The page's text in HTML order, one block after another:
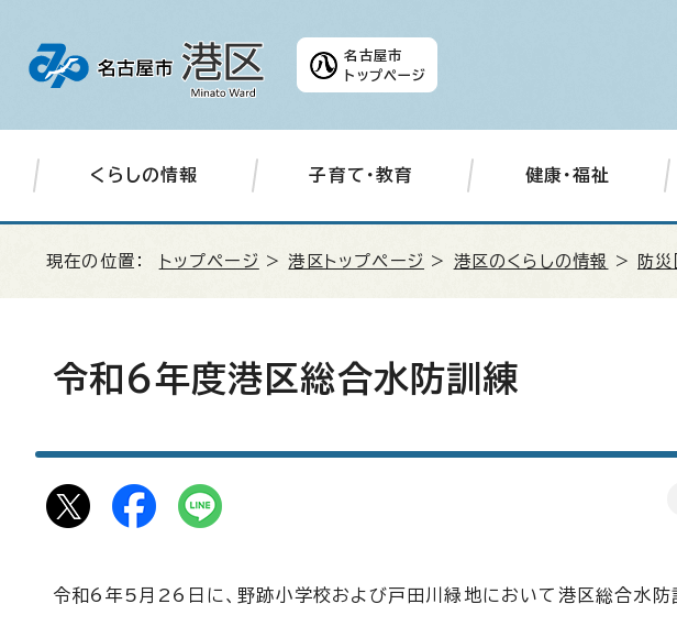
名古屋市
トップページ
くらしの情報 子育て・教育 健康・福祉
現在の位置： トップページ >港区トップページ > 港区のくらしの情報 > 防災
令和6年度港区総合水防訓練
令和6年5月26日に、野跡小学校および戸田川緑地において港区総合水防